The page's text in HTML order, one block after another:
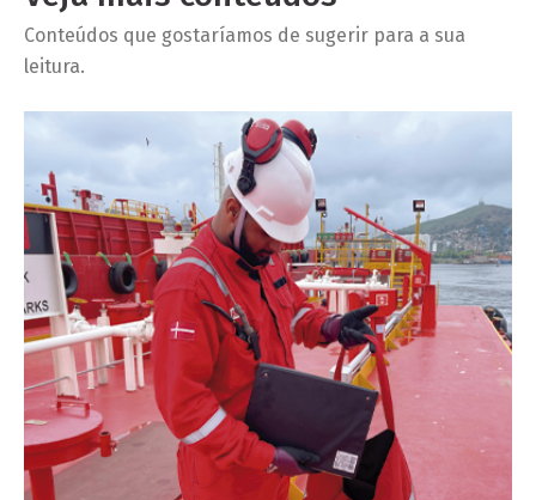
Conteúdos que gostaríamos de sugerir para a sua
leitura.